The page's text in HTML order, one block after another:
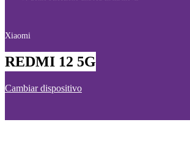
Xiaomi
REDMI 12 5G
Cambiar dispositivo